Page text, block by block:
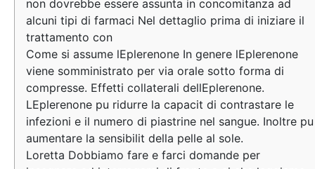
non dovrebbe essere assunta in concomitanza ad
alcuni tipi di farmaci Nel dettaglio prima di iniziare il
trattamento con
Come si assume lEplerenone In genere lEplerenone
viene somministrato per via orale sotto forma di
compresse. Effetti collaterali dellEplerenone.
LEplerenone pu ridurre la capacit di contrastare le
infezioni e il numero di piastrine nel sangue. Inoltre pu
aumentare la sensibilit della pelle al sole.
Loretta Dobbiamo fare e farci domande per